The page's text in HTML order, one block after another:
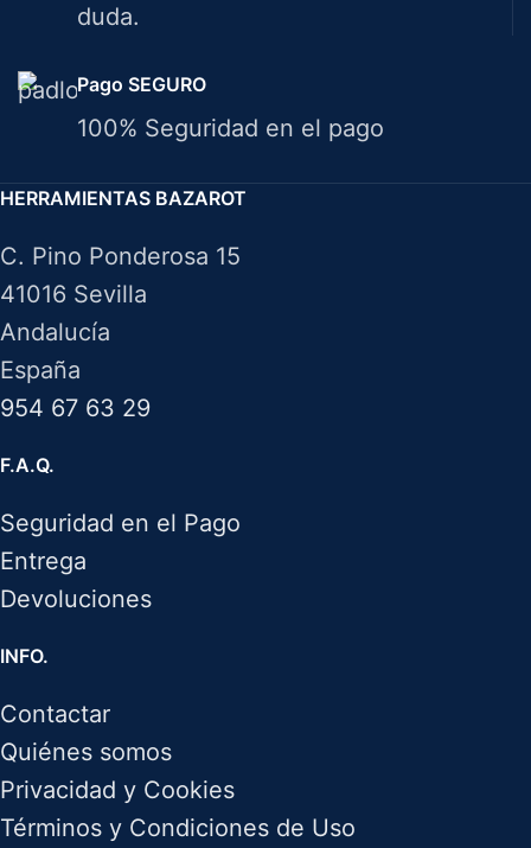
duda.
Pago SEGURO
100% Seguridad en el pago
HERRAMIENTAS BAZAROT
C. Pino Ponderosa 15
41016 Sevilla
Andalucía
España
954 67 63 29
F.A.Q.
Seguridad en el Pago
Entrega
Devoluciones
INFO.
Contactar
Quiénes somos
Privacidad y Cookies
Términos y Condiciones de Uso